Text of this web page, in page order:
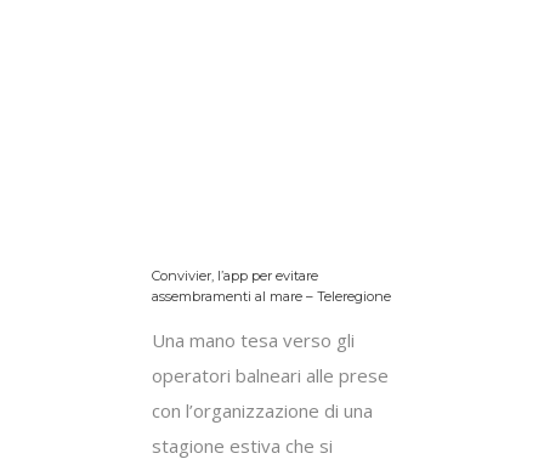
Convivier, l’app per evitare
assembramenti al mare – Teleregione
Una mano tesa verso gli
operatori balneari alle prese
con l’organizzazione di una
stagione estiva che si